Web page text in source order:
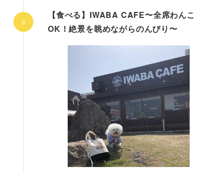
【食べる】IWABA CAFE〜全席わんこ
OK！絶景を眺めながらのんびり〜